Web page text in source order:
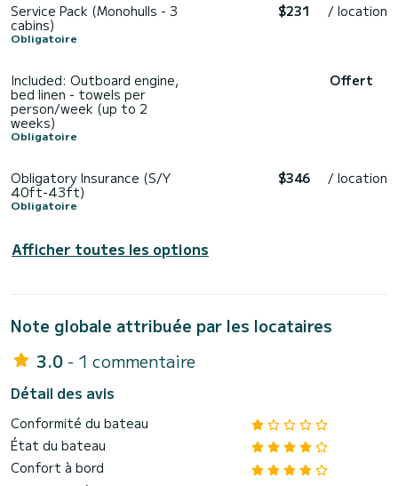
Service Pack (Monohulls - 3
cabins)
Obligatoire
$231 / location
Included: Outboard engine,
bed linen - towels per
person/week (up to 2
weeks)
Obligatoire
Offert
Obligatory Insurance (S/Y
40ft-43ft)
Obligatoire
$346 / location
Afficher toutes les options
Note globale attribuée par les locataires
3.0 - 1 commentaire
Détail des avis
Conformité du bateau
État du bateau
Confort à bord